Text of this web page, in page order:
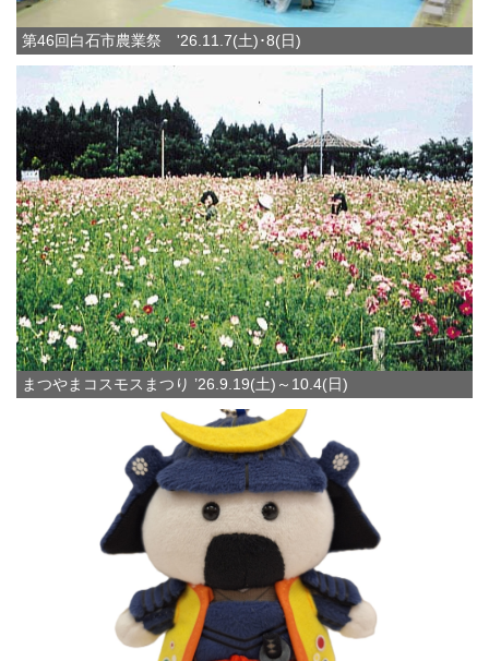
第46回白石市農業祭 '26.11.7(土)･8(日)
まつやまコスモスまつり ’26.9.19(土)～10.4(日)